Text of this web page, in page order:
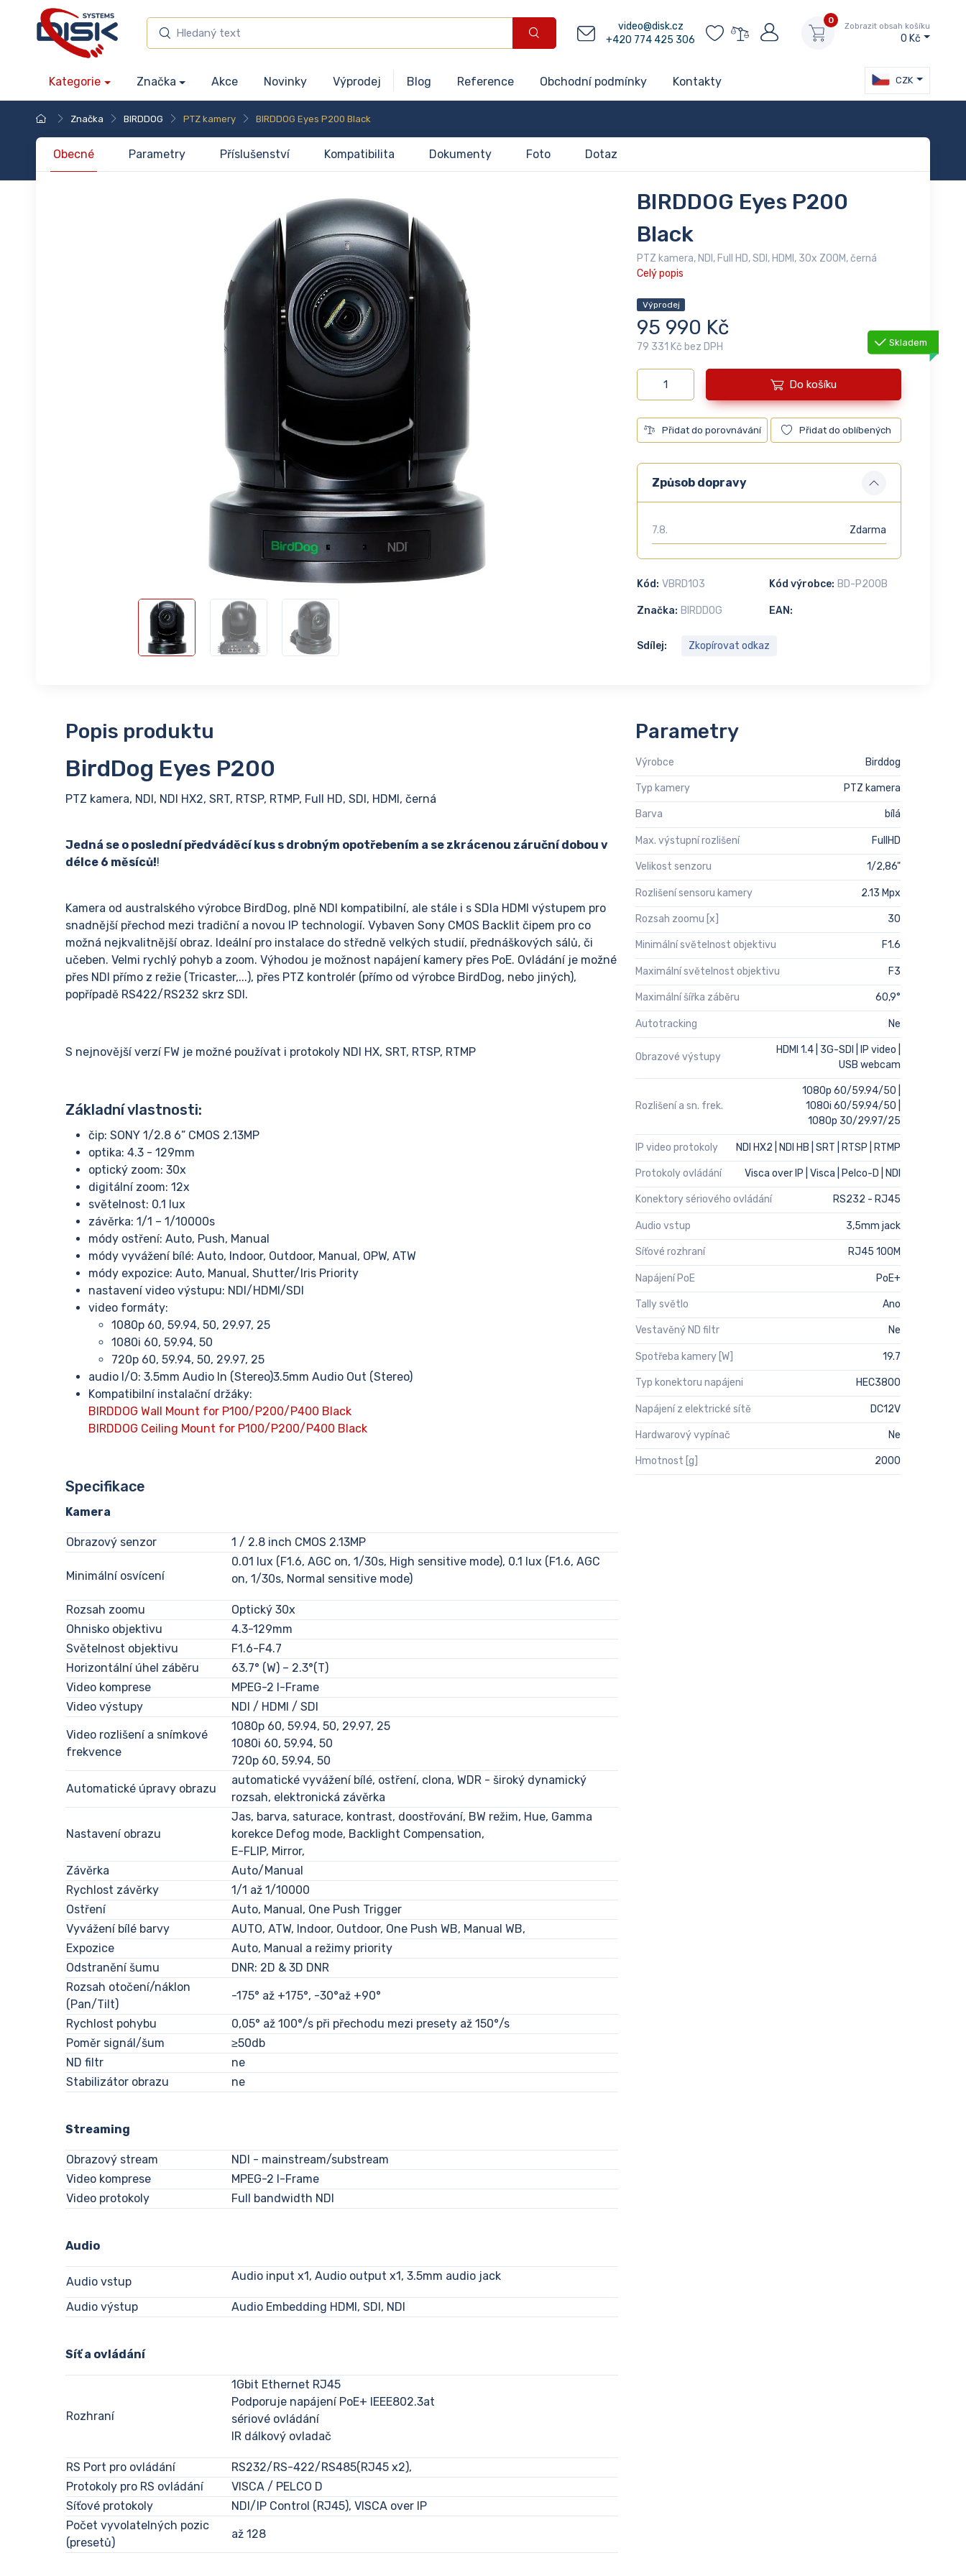
video@disk.cz
+420 774 425 306
0
Zobrazit obsah košíku
0 Kč
Kategorie Značka Akce Novinky Výprodej Blog Reference Obchodní podmínky Kontakty CZK
Značka BIRDDOG PTZ kamery BIRDDOG Eyes P200 Black
Obecné Parametry Příslušenství Kompatibilita Dokumenty Foto Dotaz
BIRDDOG Eyes P200
Black
PTZ kamera, NDI, Full HD, SDI, HDMI, 30x ZOOM, černá
Celý popis
Výprodej
95 990 Kč
79 331 Kč bez DPH Skladem
Do košíku
Přidat do porovnávání Přidat do oblíbených
Způsob dopravy
7.8. Zdarma
Kód: VBRD103 Kód výrobce: BD-P200B
EAN:
Značka: BIRDDOG
Sdílej: Zkopírovat odkaz
Popis produktu
BirdDog Eyes P200
PTZ kamera, NDI, NDI HX2, SRT, RTSP, RTMP, Full HD, SDI, HDMI, černá
Jedná se o poslední předváděcí kus s drobným opotřebením a se zkrácenou záruční dobou v
délce 6 měsíců!!
Kamera od australského výrobce BirdDog, plně NDI kompatibilní, ale stále i s SDIa HDMI výstupem pro
snadnější přechod mezi tradiční a novou IP technologií. Vybaven Sony CMOS Backlit čipem pro co
možná nejkvalitnější obraz. Ideální pro instalace do středně velkých studií, přednáškových sálů, či
učeben. Velmi rychlý pohyb a zoom. Výhodou je možnost napájení kamery přes PoE. Ovládání je možné
přes NDI přímo z režie (Tricaster,...), přes PTZ kontrolér (přímo od výrobce BirdDog, nebo jiných),
popřípadě RS422/RS232 skrz SDI.
S nejnovější verzí FW je možné používat i protokoly NDI HX, SRT, RTSP, RTMP
Základní vlastnosti:
čip: SONY 1/2.8 6” CMOS 2.13MP
optika: 4.3 - 129mm
optický zoom: 30x
digitální zoom: 12x
světelnost: 0.1 lux
závěrka: 1/1 – 1/10000s
módy ostření: Auto, Push, Manual
módy vyvážení bílé: Auto, Indoor, Outdoor, Manual, OPW, ATW
módy expozice: Auto, Manual, Shutter/Iris Priority
nastavení video výstupu: NDI/HDMI/SDI
video formáty:
1080p 60, 59.94, 50, 29.97, 25
1080i 60, 59.94, 50
720p 60, 59.94, 50, 29.97, 25
audio I/O: 3.5mm Audio In (Stereo)3.5mm Audio Out (Stereo)
Kompatibilní instalační držáky:
BIRDDOG Wall Mount for P100/P200/P400 Black
BIRDDOG Ceiling Mount for P100/P200/P400 Black
Specifikace
Kamera
Obrazový senzor 1 / 2.8 inch CMOS 2.13MP
Minimální osvícení
0.01 lux (F1.6, AGC on, 1/30s, High sensitive mode), 0.1 lux (F1.6, AGC
on, 1/30s, Normal sensitive mode)
Rozsah zoomu
Optický 30x
Ohnisko objektivu
4.3-129mm
Světelnost objektivu
F1.6-F4.7
Horizontální úhel záběru
63.7° (W) – 2.3°(T)
Video komprese
MPEG-2 I-Frame
Video výstupy
NDI / HDMI / SDI
Video rozlišení a snímkové
frekvence
1080p 60, 59.94, 50, 29.97, 25
1080i 60, 59.94, 50
720p 60, 59.94, 50
Automatické úpravy obrazu
automatické vyvážení bílé, ostření, clona, WDR - široký dynamický
rozsah, elektronická závěrka
Nastavení obrazu
Jas, barva, saturace, kontrast, doostřování, BW režim, Hue, Gamma
korekce Defog mode, Backlight Compensation,
E-FLIP, Mirror,
Závěrka
Auto/Manual
Rychlost závěrky
1/1 až 1/10000
Ostření
Auto, Manual, One Push Trigger
Vyvážení bílé barvy
AUTO, ATW, Indoor, Outdoor, One Push WB, Manual WB,
Expozice
Auto, Manual a režimy priority
Odstranění šumu
DNR: 2D & 3D DNR
Rozsah otočení/náklon
(Pan/Tilt)
-175° až +175°, -30°až +90°
Rychlost pohybu
0,05° až 100°/s při přechodu mezi presety až 150°/s
Poměr signál/šum
≥50db
ND filtr
ne
Stabilizátor obrazu
ne
Streaming
Obrazový stream
NDI - mainstream/substream
Video komprese
MPEG-2 I-Frame
Video protokoly
Full bandwidth NDI
Audio
Audio vstup Audio input x1, Audio output x1, 3.5mm audio jack
Audio výstup Audio Embedding HDMI, SDI, NDI
Síť a ovládání
Rozhraní
1Gbit Ethernet RJ45
Podporuje napájení PoE+ IEEE802.3at
sériové ovládání
IR dálkový ovladač
RS Port pro ovládání
RS232/RS-422/RS485(RJ45 x2),
Protokoly pro RS ovládání
VISCA / PELCO D
Síťové protokoly
NDI/IP Control (RJ45), VISCA over IP
Počet vyvolatelných pozic
(presetů)
až 128
Parametry
Výrobce Birddog
Typ kamery PTZ kamera
Barva bílá
Max. výstupní rozlišení FullHD
Velikost senzoru 1/2,86"
Rozlišení sensoru kamery 2.13 Mpx
Rozsah zoomu [x] 30
Minimální světelnost objektivu F1.6
Maximální světelnost objektivu F3
Maximální šířka záběru 60,9°
Autotracking Ne
Obrazové výstupy
HDMI 1.4 | 3G-SDI | IP video |
USB webcam
Rozlišení a sn. frek.
1080p 60/59.94/50 |
1080i 60/59.94/50 |
1080p 30/29.97/25
IP video protokoly NDI HX2 | NDI HB | SRT | RTSP | RTMP
Protokoly ovládání Visca over IP | Visca | Pelco-D | NDI
Konektory sériového ovládání RS232 - RJ45
Audio vstup 3,5mm jack
Síťové rozhraní RJ45 100M
Napájení PoE PoE+
Tally světlo Ano
Vestavěný ND filtr Ne
Spotřeba kamery [W] 19.7
Typ konektoru napájeni HEC3800
Napájení z elektrické sítě DC12V
Hardwarový vypínač Ne
Hmotnost [g] 2000